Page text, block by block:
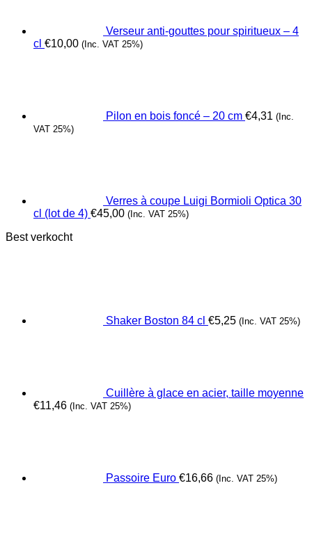
Verseur anti-gouttes pour spiritueux – 4
cl €10,00 (Inc. VAT 25%)
Pilon en bois foncé – 20 cm €4,31 (Inc.
VAT 25%)
Verres à coupe Luigi Bormioli Optica 30
cl (lot de 4) €45,00 (Inc. VAT 25%)
Best verkocht
Shaker Boston 84 cl €5,25 (Inc. VAT 25%)
Cuillère à glace en acier, taille moyenne
€11,46 (Inc. VAT 25%)
Passoire Euro €16,66 (Inc. VAT 25%)